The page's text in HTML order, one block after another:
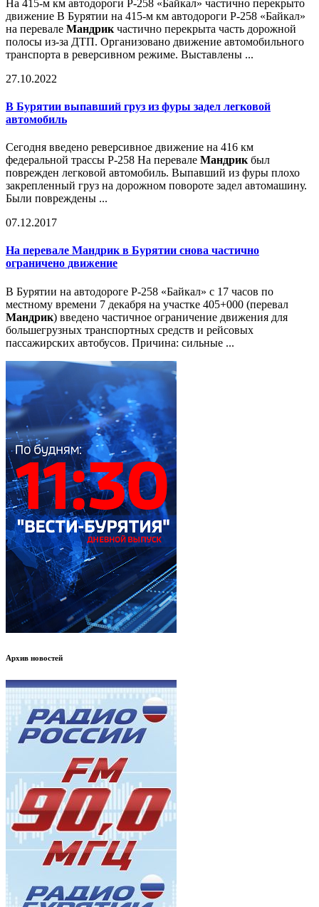
На 415-м км автодороги Р-258 «Байкал» частично перекрыто
движение В Бурятии на 415-м км автодороги Р-258 «Байкал»
на перевале Мандрик частично перекрыта часть дорожной
полосы из-за ДТП. Организовано движение автомобильного
транспорта в реверсивном режиме. Выставлены ...
27.10.2022
В Бурятии выпавший груз из фуры задел легковой
автомобиль
Сегодня введено реверсивное движение на 416 км
федеральной трассы Р-258 На перевале Мандрик был
поврежден легковой автомобиль. Выпавший из фуры плохо
закрепленный груз на дорожном повороте задел автомашину.
Были повреждены ...
07.12.2017
На перевале Мандрик в Бурятии снова частично
ограничено движение
В Бурятии на автодороге Р-258 «Байкал» с 17 часов по
местному времени 7 декабря на участке 405+000 (перевал
Мандрик) введено частичное ограничение движения для
большегрузных транспортных средств и рейсовых
пассажирских автобусов. Причина: сильные ...
Архив новостей